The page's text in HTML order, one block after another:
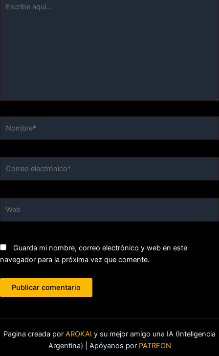
aquí...
Guarda mi nombre, correo electrónico y web en este
navegador para la próxima vez que comente.
Pagina creada por AROKAI y su mejor amigo una IA (Inteligencia
Argentina) | Apóyanos por PATREON